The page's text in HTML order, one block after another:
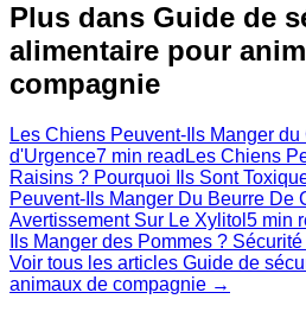
Plus dans Guide de
alimentaire pour
compagnie
Les Chiens Peuvent-Ils Manger
d'Urgence7 min read Les Chiens
Raisins ? Pourquoi Ils Sont
Peuvent-Ils Manger Du Beurre De
Avertissement Sur Le Xylitol 5 min
Ils Manger des Pommes ?
Voir tous les articles Guide de
animaux de compagnie →